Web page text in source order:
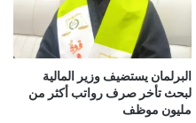
البرلمان يستضيف وزير المالية
لبحث تأخر صرف رواتب أكثر من
مليون موظف